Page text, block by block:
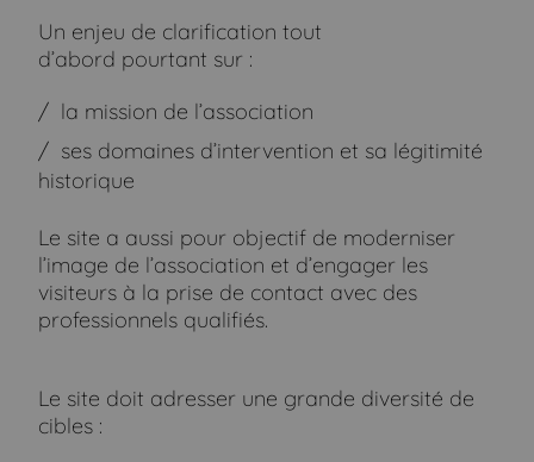
Un enjeu de clarification tout
d’abord pourtant sur :
la mission de l’association
ses domaines d’intervention et sa légitimité
historique
Le site a aussi pour objectif de moderniser
l’image de l’association et d’engager les
visiteurs à la prise de contact avec des
professionnels qualifiés.
Le site doit adresser une grande diversité de
cibles :